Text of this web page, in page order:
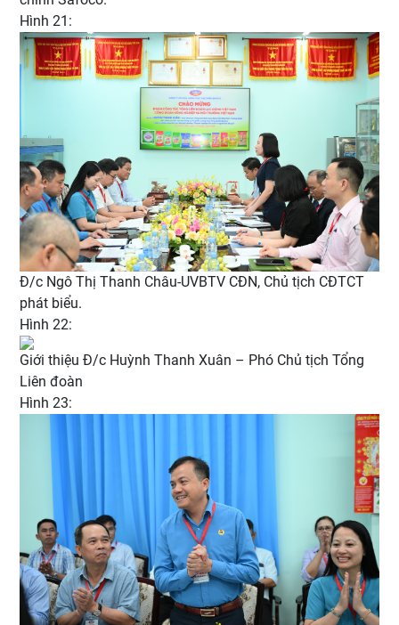
Hình 21:
Đ/c Ngô Thị Thanh Châu-UVBTV CĐN, Chủ tịch CĐTCT
phát biểu.
Hình 22:
Giới thiệu Đ/c Huỳnh Thanh Xuân – Phó Chủ tịch Tổng
Liên đoàn
Hình 23: